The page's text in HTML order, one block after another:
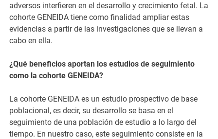
adversos interfieren en el desarrollo y crecimiento fetal. La
cohorte GENEIDA tiene como finalidad ampliar estas
evidencias a partir de las investigaciones que se llevan a
cabo en ella.
¿Qué beneficios aportan los estudios de seguimiento
como la cohorte GENEIDA?
La cohorte GENEIDA es un estudio prospectivo de base
poblacional, es decir, su desarrollo se basa en el
seguimiento de una población de estudio a lo largo del
tiempo. En nuestro caso, este seguimiento consiste en la